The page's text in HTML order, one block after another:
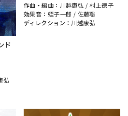
ド
弘
作曲・編曲： 川越康弘 /村上徳子
効果音： 蛭子一郎 / 佐藤聡
ディレクション： 川越康弘